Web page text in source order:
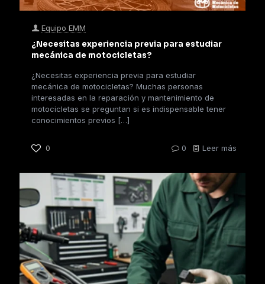
Equipo EMM
¿Necesitas experiencia previa para estudiar
mecánica de motocicletas?
¿Necesitas experiencia previa para estudiar
mecánica de motocicletas? Muchas personas
interesadas en la reparación y mantenimiento de
motocicletas se preguntan si es indispensable tener
conocimientos previos […]
0 0 Leer más